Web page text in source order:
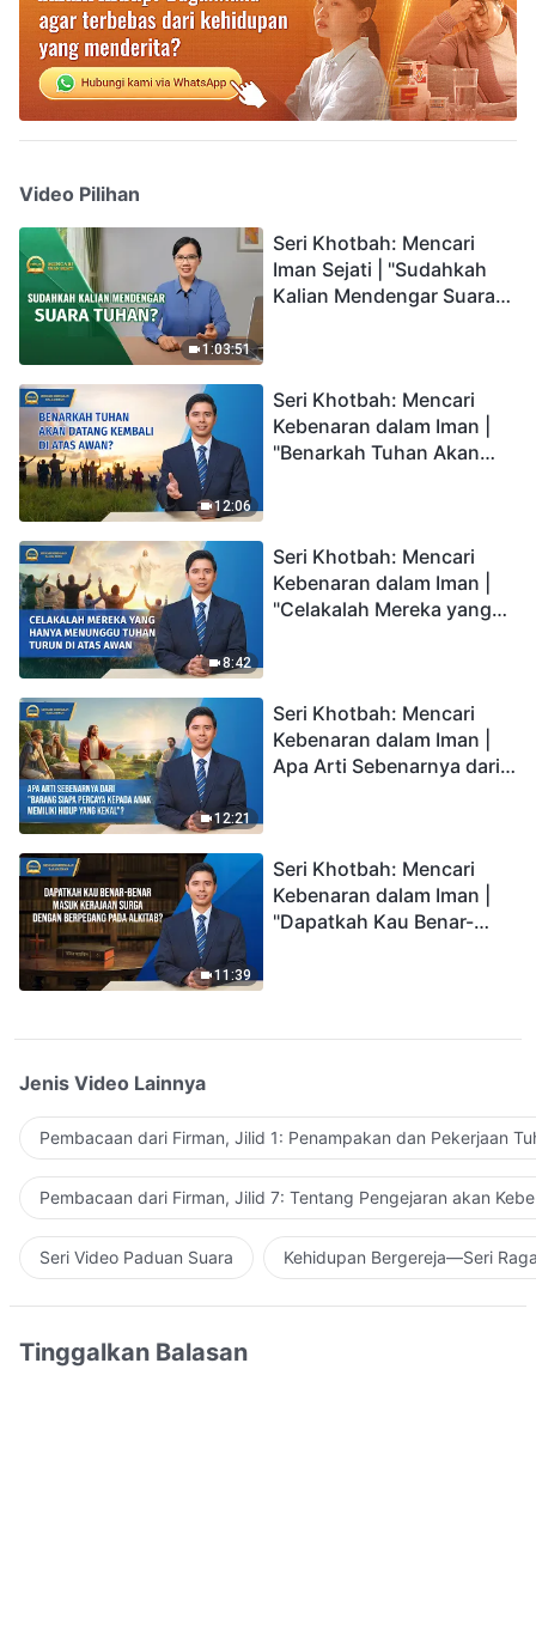
Video Pilihan
1:03:51
Seri Khotbah: Mencari
Iman Sejati | "Sudahkah
Kalian Mendengar Suara
12:06
Seri Khotbah: Mencari
Kebenaran dalam Iman |
"Benarkah Tuhan Akan
8:42
Seri Khotbah: Mencari
Kebenaran dalam Iman |
"Celakalah Mereka yang
12:21
Seri Khotbah: Mencari
Kebenaran dalam Iman |
Apa Arti Sebenarnya dari
11:39
Seri Khotbah: Mencari
Kebenaran dalam Iman |
"Dapatkah Kau Benar-
Jenis Video Lainnya
Pembacaan dari Firman, Jilid 1: Penampakan dan Pekerjaan
Pembacaan dari Firman, Jilid 7: Tentang Pengejaran akan
Seri Video Paduan Suara Kehidupan Bergereja—Seri
Tinggalkan Balasan